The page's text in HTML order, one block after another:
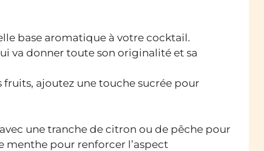
base aromatique à votre cocktail.
va donner toute son originalité et sa
fruits, ajoutez une touche sucrée pour
une tranche de citron ou de pêche pour
menthe pour renforcer l’aspect